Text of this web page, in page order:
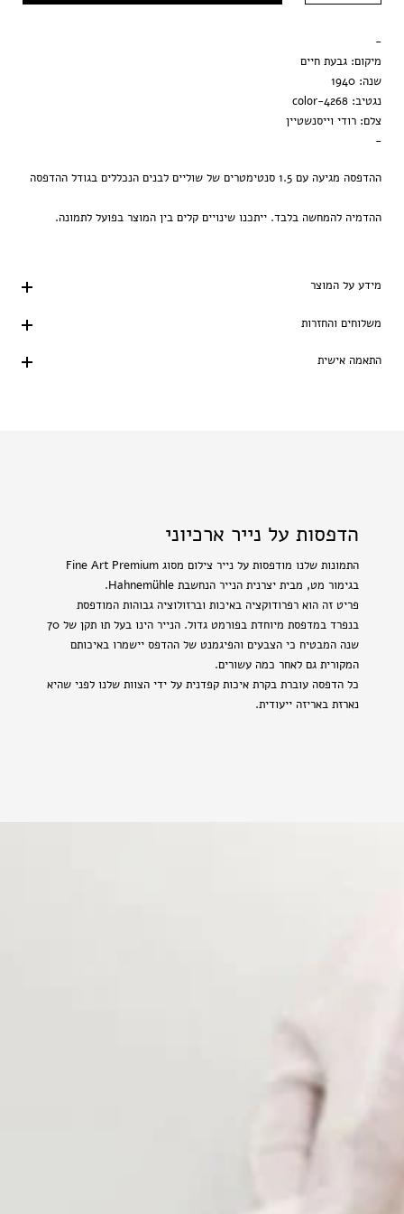
הדפסה בלבד
-
מיקום: גבעת חיים
שנה: 1940
נגטיב: 4268-color
צלם: רודי וייסנשטיין
-
ההדפסה מגיעה עם 1.5 סנטימטרים של שוליים לבנים הנכללים בגודל ההדפסה
ההדמיה להמחשה בלבד. ייתכנו שינויים קלים בין המוצר בפועל לתמונה.
מידע על המוצר
משלוחים והחזרות
התאמה אישית
הדפסות על נייר ארכיוני
התמונות שלנו מודפסות על נייר צילום מסוג Fine Art Premium
בגימור מט, מבית יצרנית הנייר הנחשבת Hahnemühle.
פריט זה הוא רפרודוקציה באיכות וברזולוציה גבוהות המודפסת
בנפרד במדפסת מיוחדת בפורמט גדול. הנייר הינו בעל תו תקן של 70
שנה המבטיח כי הצבעים והפיגמנט של ההדפס יישמרו באיכותם
המקורית גם לאחר כמה עשורים.
כל הדפסה עוברת בקרת איכות קפדנית על ידי הצוות שלנו לפני שהיא
נארזת באריזה ייעודית.